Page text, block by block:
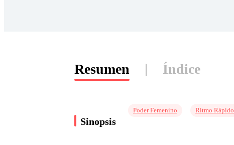
Resumen Índice
Sinopsis
Poder Femenino Ritmo Rápido